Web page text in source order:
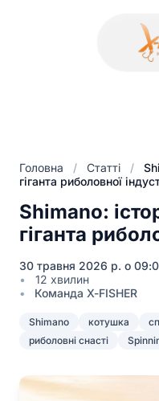
Головна / Статті /
гіганта риболовної
Shimano:
гіганта
30 травня 2026 р. о
12 хвилин
Команда X-FISHER
Shimano котушка
риболовні снасті